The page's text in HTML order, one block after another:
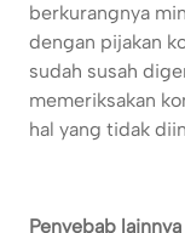
berkurangnya
dengan pijakan
sudah susah
memeriksakan
hal yang tidak
Penyebab